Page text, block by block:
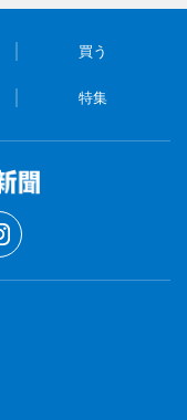
買う
特集